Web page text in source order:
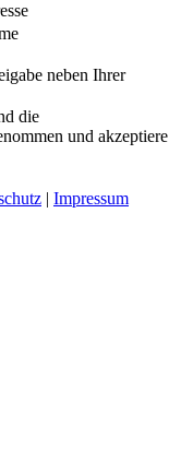
neben Ihrer
die
und akzeptiere
| Impressum